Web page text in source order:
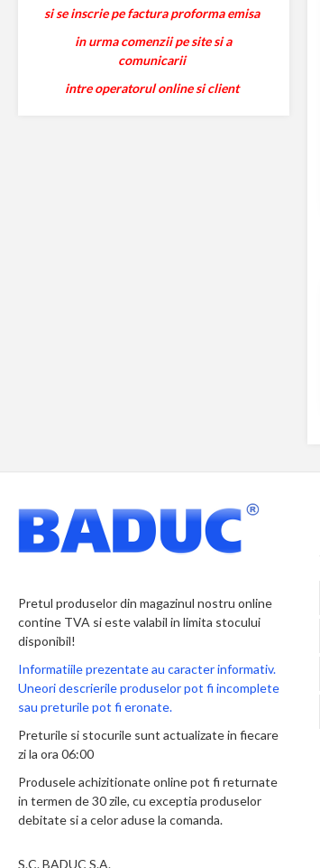
si se inscrie pe factura proforma emisa
in urma comenzii pe site si a
comunicarii
intre operatorul online si client
Pretul produselor din magazinul nostru online
contine TVA si este valabil in limita stocului
disponibil!
Informatiile prezentate au caracter informativ.
Uneori descrierile produselor pot fi incomplete
sau preturile pot fi eronate.
Preturile si stocurile sunt actualizate in fiecare
zi la ora 06:00
Produsele achizitionate online pot fi returnate
in termen de 30 zile, cu exceptia produselor
debitate si a celor aduse la comanda.
S.C. BADUC S.A.